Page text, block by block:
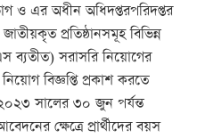
ও এর অধীন অধিদপ্তরপরিদপ্তর
প্রতিষ্ঠানসমূহ বিভিন্ন
ব্যতীত) সরাসরি নিয়োগের
বিজ্ঞপ্তি প্রকাশ করতে
সালের ৩০ জুন পর্যন্ত
ক্ষেত্রে প্রার্থীদের বয়স